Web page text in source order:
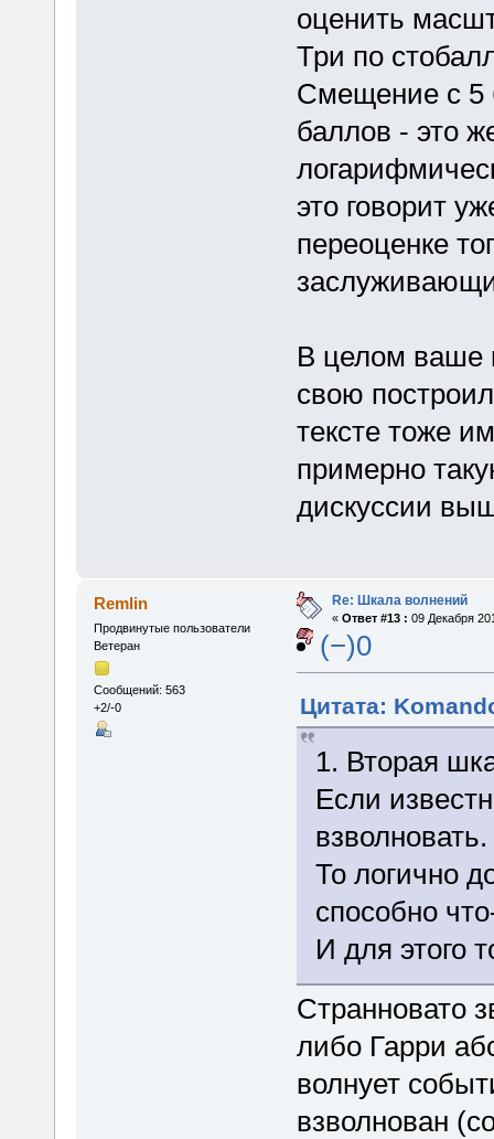
оценить
Три по
Смещение с 5
баллов - это
это говорит
переоценке
В целом ваше
свою
тексте тоже
примерно
дискуссии
Remlin
Продвинутые пользователи
Ветеран
Сообщений: 563
+2/-0
Re: Шкала волнений
« Ответ #13 : 09 Декабря
(−)0
Цитата:
1. Вторая
Если
взволновать.
То логично
способно
И для этого
Странновато
либо Гарри
волнует
взволнован